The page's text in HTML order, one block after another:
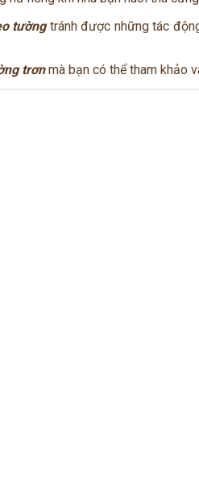
tườngtránh được những tác
trơnmà bạn có thể tham khảo